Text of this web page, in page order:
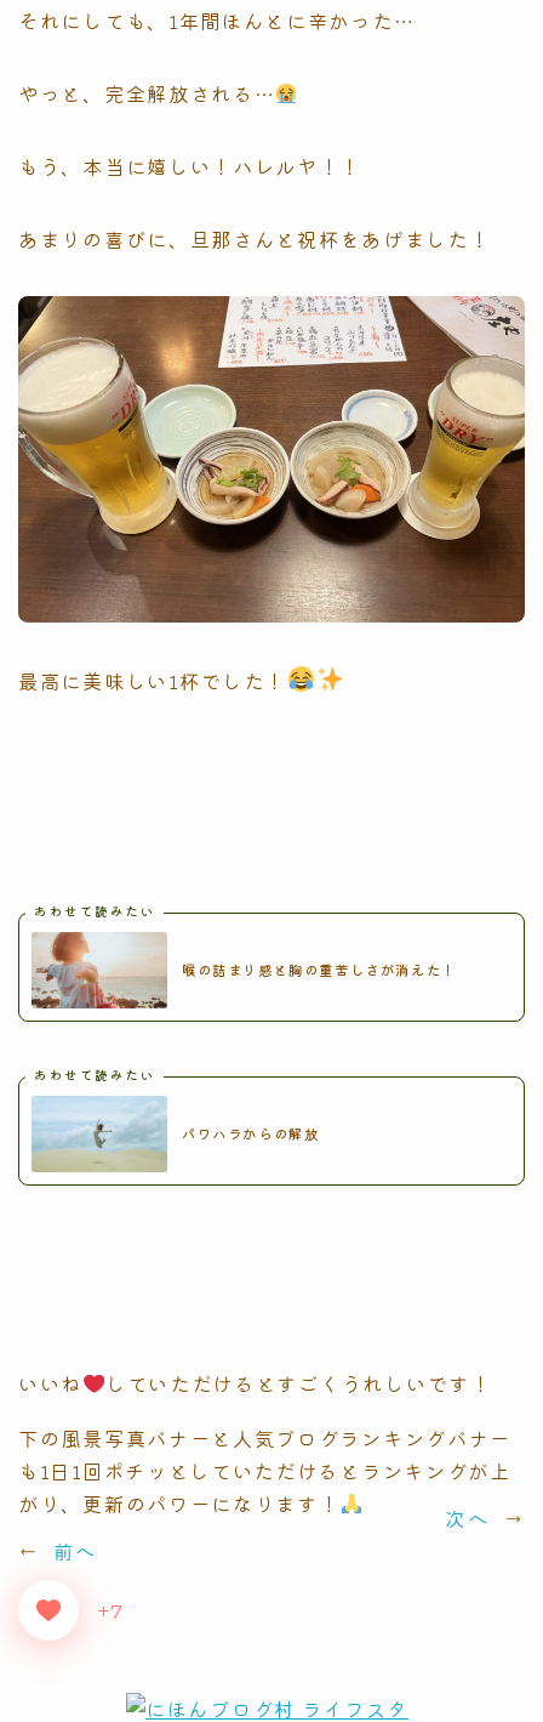
それにしても、1年間ほんとに辛かった…
やっと、完全解放される…
もう、本当に嬉しい！ハレルヤ！！
あまりの喜びに、旦那さんと祝杯をあげました！
最高に美味しい1杯でした！
あわせて読みたい
喉の詰まり感と胸の重苦しさが消えた！
あわせて読みたい
パワハラからの解放
いいね
していただけるとすごくうれしいです！
下の風景写真バナーと人気ブログランキングバナー
も1日1回ポチッとしていただけるとランキングが上
がり、更新のパワーになります！
次へ
→
←
前へ
+7